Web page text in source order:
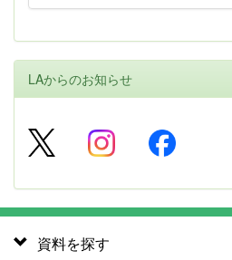
LAからのお知らせ
資料を探す